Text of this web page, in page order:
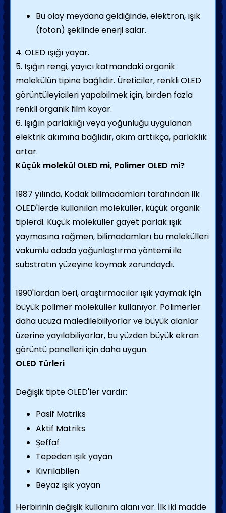
Bu olay meydana geldiğinde, elektron, ışık
(foton) şeklinde enerji salar.
4. OLED ışığı yayar.
5. Işığın rengi, yayıcı katmandaki organik
molekülün tipine bağlıdır. Üreticiler, renkli OLED
görüntüleyicileri yapabilmek için, birden fazla
renkli organik film koyar.
6. Işığın parlaklığı veya yoğunluğu uygulanan
elektrik akımına bağlıdır, akım arttıkça, parlaklık
artar.
Küçük molekül OLED mi, Polimer OLED mi?
1987 yılında, Kodak bilimadamları tarafından ilk
OLED'lerde kullanılan moleküller, küçük organik
tiplerdi. Küçük moleküller gayet parlak ışık
yaymasına rağmen, bilimadamları bu molekülleri
vakumlu odada yoğunlaştırma yöntemi ile
substratın yüzeyine koymak zorundaydı.
1990'lardan beri, araştırmacılar ışık yaymak için
büyük polimer moleküller kullanıyor. Polimerler
daha ucuza maledilebiliyorlar ve büyük alanlar
üzerine yayılabiliyorlar, bu yüzden büyük ekran
görüntü panelleri için daha uygun.
OLED Türleri
Değişik tipte OLED'ler vardır:
Pasif Matriks
Aktif Matriks
Şeffaf
Tepeden ışık yayan
Kıvrılabilen
Beyaz ışık yayan
Herbirinin değişik kullanım alanı var. İlk iki madde